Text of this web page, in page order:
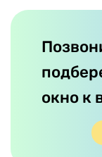
окно к